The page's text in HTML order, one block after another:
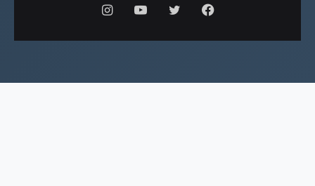
فيسبوكتويتر يوتيوبانستقرام